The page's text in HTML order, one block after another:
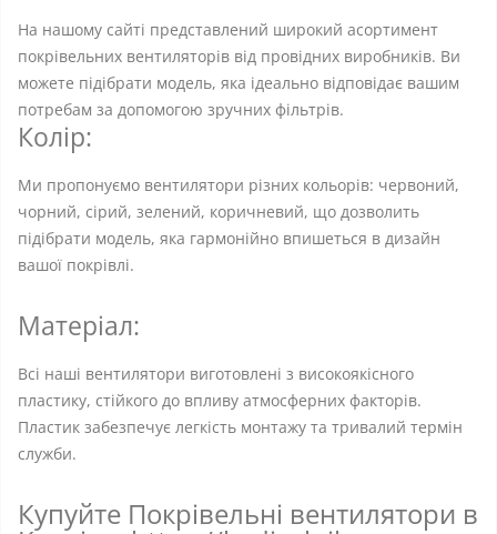
На нашому сайті представлений широкий асортимент
покрівельних вентиляторів від провідних виробників. Ви
можете підібрати модель, яка ідеально відповідає вашим
потребам за допомогою зручних фільтрів.
Колір:
Ми пропонуємо вентилятори різних кольорів: червоний,
чорний, сірий, зелений, коричневий, що дозволить
підібрати модель, яка гармонійно впишеться в дизайн
вашої покрівлі.
Матеріал:
Всі наші вентилятори виготовлені з високоякісного
пластику, стійкого до впливу атмосферних факторів.
Пластик забезпечує легкість монтажу та тривалий термін
служби.
Купуйте Покрівельні вентилятори в